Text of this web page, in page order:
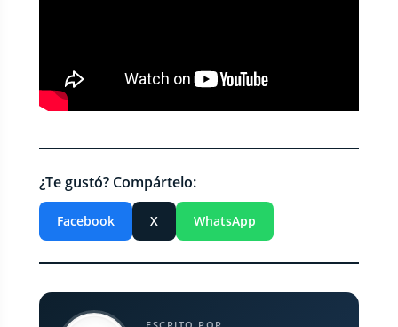
¿Te gustó? Compártelo:
Facebook X WhatsApp